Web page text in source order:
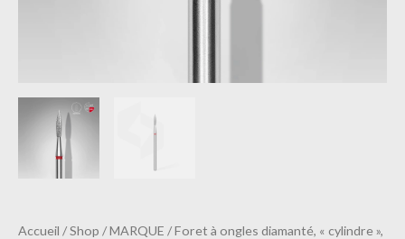
Accueil /Shop /MARQUE / Foret à ongles diamanté, « cylindre »,